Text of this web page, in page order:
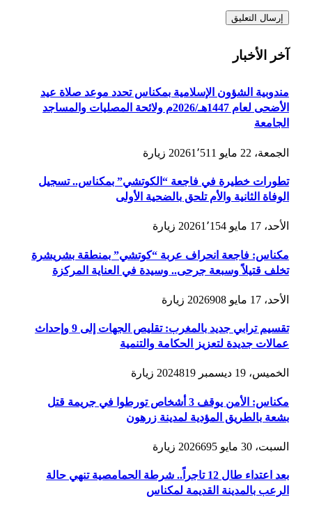
آخر الأخبار
مندوبية الشؤون الإسلامية بمكناس تحدد موعد صلاة عيد
الأضحى لعام 1447هـ/2026م ولائحة المصليات والمساجد
الجامعة
الجمعة، 22 مايو 2026 1٬511 زيارة
تطورات خطيرة في فاجعة “الكوتشي” بمكناس.. تسجيل
الوفاة الثانية والأم تلحق بالضحية الأولى
الأحد، 17 مايو 2026 1٬154 زيارة
مكناس: فاجعة انحراف عربة “كوتشي” بمنطقة بشريشرة
تخلف قتيلاً وسبعة جرحى.. وسيدة في العناية المركزة
الأحد، 17 مايو 2026 908 زيارة
تقسيم ترابي جديد بالمغرب: تقليص الجهات إلى 9 وإحداث
عمالات جديدة لتعزيز الحكامة والتنمية
الخميس، 19 ديسمبر 2024 819 زيارة
مكناس: الأمن يوقف 3 أشخاص تورطوا في جريمة قتل
بشعة بالطريق المؤدية لمدينة زرهون
السبت، 30 مايو 2026 695 زيارة
بعد اعتداء طال 12 تاجراً.. شرطة الحمامصية تنهي حالة
الرعب بالمدينة القديمة لمكناس